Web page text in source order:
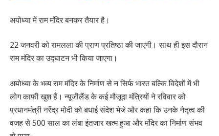
अयोध्या में राम मंदिर बनकर तैयार है।
22 जनवरी को रामलला की प्राण प्रतिष्ठा की जाएगी। साथ ही इस दौरान
राम मंदिर का उद्घाटन भी किया जाएगा।
अयोध्या के भव्य राम मंदिर के निर्माण से न सिर्फ भारत बल्कि विदेशों में भी
लोग काफी खुश हैं। न्यूजीलैंड के कई मौजूदा मंत्रियों ने रविवार को
प्रधानमंत्री नरेंद्र मोदी को बधाई संदेश भेजे और कहा कि उनके नेतृत्व की
वजह से 500 साल का लंबा इंतजार खत्म हुआ और मंदिर का निर्माण संभव